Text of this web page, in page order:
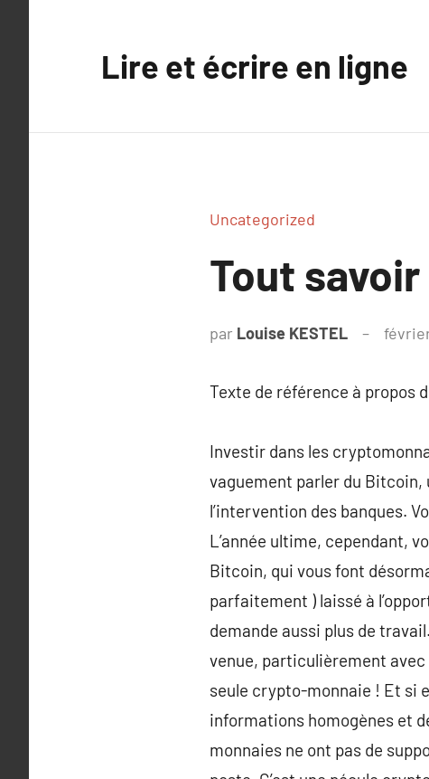
Lire et écrire en ligne
Uncategorized
Tout
par Louise KESTEL
Texte de référence à propos
Investir dans les
vaguement parler du Bitcoin,
l’intervention des banques.
L’année ultime, cependant,
Bitcoin, qui vous font
parfaitement ) laissé à
demande aussi plus de
venue, particulièrement avec
seule crypto-monnaie ! Et si
informations homogènes et
monnaies ne ont pas de